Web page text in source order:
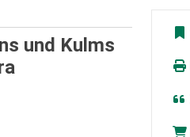
und Kulms